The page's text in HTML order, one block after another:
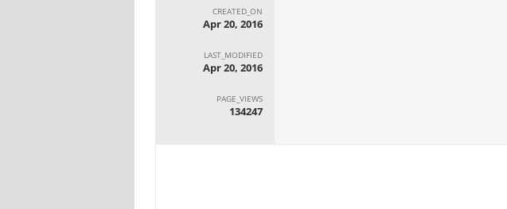
CREATED_ON
Apr 20, 2016
LAST_MODIFIED
Apr 20, 2016
PAGE_VIEWS
134247